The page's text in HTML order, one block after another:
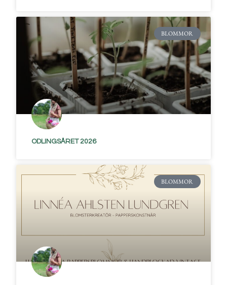
BLOMMOR
ODLINGSÅRET 2026
BLOMMOR